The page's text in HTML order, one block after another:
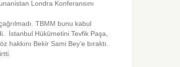
Londra Konferansını
TBMM bunu kabul
İstanbul Hükümetini Tevfik Paşa,
Bekir Sami Bey’e bıraktı.